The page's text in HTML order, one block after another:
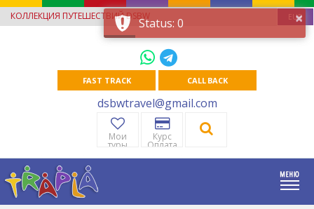
КОЛЛЕКЦИЯ ПУТЕШЕСТВИЙ DSBW EUR
FAST TRACK CALL BACK
dsbwtravel@gmail.com
Мои
туры
Курс
Оплата
×
Status: 0